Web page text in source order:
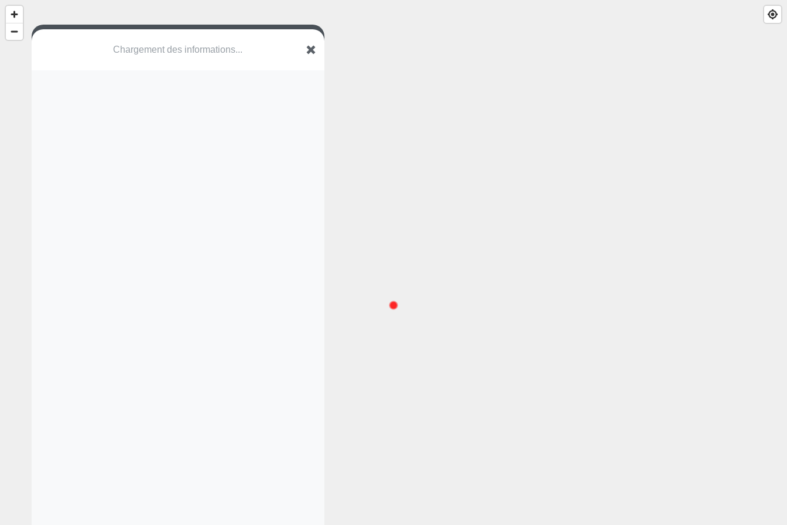
Chargement des informations...